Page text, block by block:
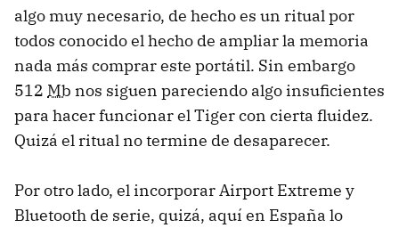
algo muy necesario, de hecho es un ritual por
todos conocido el hecho de ampliar la memoria
nada más comprar este portátil. Sin embargo
512 Mb nos siguen pareciendo algo insuficientes
para hacer funcionar el Tiger con cierta fluidez.
Quizá el ritual no termine de desaparecer.
Por otro lado, el incorporar Airport Extreme y
Bluetooth de serie, quizá, aquí en España lo